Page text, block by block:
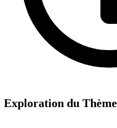
Exploration du Thème